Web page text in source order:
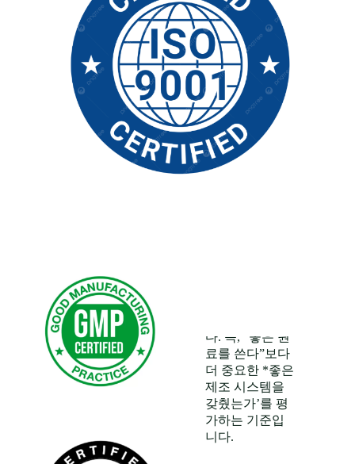
GMP (Good
Manufacturing
Practice) (우수
제조관리기준)
다. 즉, “좋은 원
료를 쓴다”보다
더 중요한 *좋은
제조 시스템을
갖췄는가’를 평
가하는 기준입
니다.
Kosher
Certification
(코셔 인증) 개